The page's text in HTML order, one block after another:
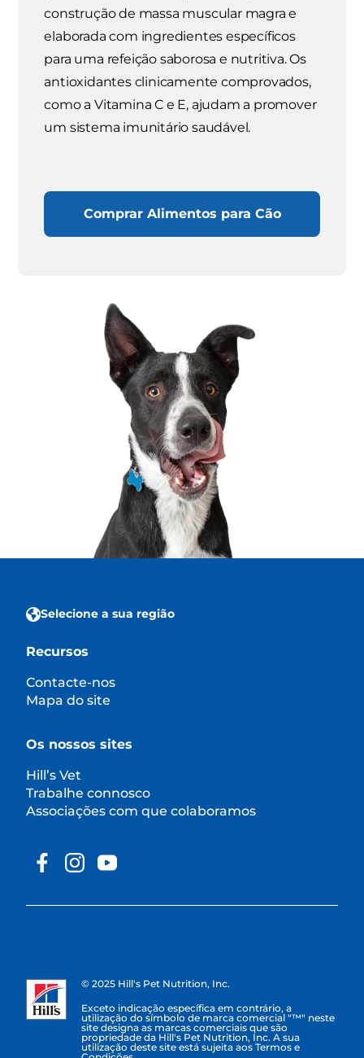
construção de massa muscular magra e
elaborada com ingredientes específicos
para uma refeição saborosa e nutritiva. Os
antioxidantes clinicamente comprovados,
como a Vitamina C e E, ajudam a promover
um sistema imunitário saudável.
Comprar Alimentos para Cão
Selecione a sua região
Recursos
Contacte-nos
Mapa do site
Os nossos sites
Hill’s Vet
Trabalhe connosco
Associações com que colaboramos
© 2025 Hill's Pet Nutrition, Inc.
Exceto indicação específica em contrário, a
utilização do símbolo de marca comercial "™" neste
site designa as marcas comerciais que são
propriedade da Hill's Pet Nutrition, Inc. A sua
utilização deste site está sujeita aos Termos e